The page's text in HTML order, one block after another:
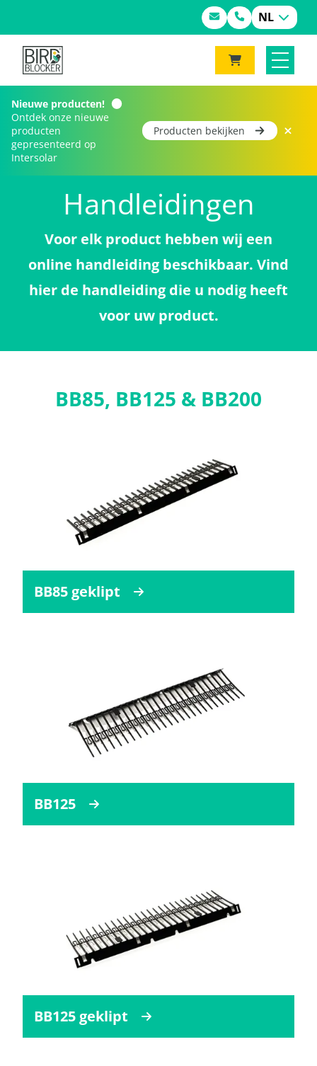
NL
Nieuwe producten!
Ontdek onze nieuwe
producten
gepresenteerd op
Intersolar
Producten bekijken
Home
Handleidingen
Voor elk product hebben wij een
online handleiding beschikbaar. Vind
hier de handleiding die u nodig heeft
voor uw product.
BB85, BB125 & BB200
BB85 geklipt
BB125
BB125 geklipt